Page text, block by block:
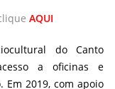
AQUI
do Canto
a oficinas e
2019, com apoio